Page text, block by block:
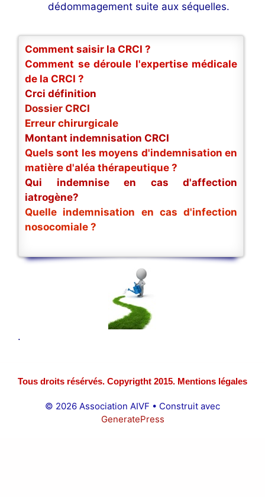
dédommagement suite aux séquelles.
Comment saisir la CRCI ?
Comment se déroule l'expertise médicale
de la CRCI ?
Crci définition
Dossier CRCI
Erreur chirurgicale
Montant indemnisation CRCI
Quels sont les moyens d'indemnisation en
matière d'aléa thérapeutique ?
Qui indemnise en cas d'affection
iatrogène?
Quelle indemnisation en cas d'infection
nosocomiale ?
.
Tous droits résérvés. Copyrigtht 2015. Mentions légales
© 2026 Association AIVF • Construit avec
GeneratePress